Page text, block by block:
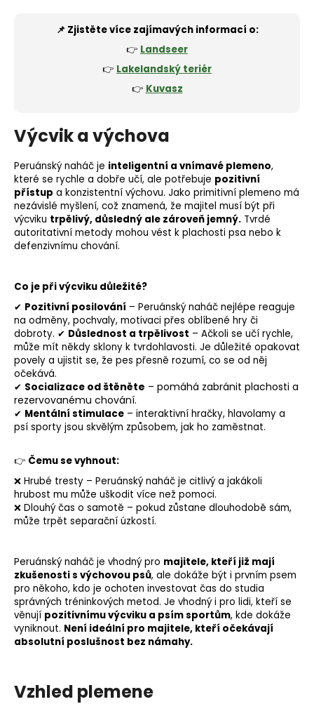
📌 Zjistěte více zajímavých informací o:
👉 Landseer
👉 Lakelandský teriér
👉 Kuvasz
Výcvik a výchova
Peruánský naháč je inteligentní a vnímavé plemeno,
které se rychle a dobře učí, ale potřebuje pozitivní
přístup a konzistentní výchovu. Jako primitivní plemeno má
nezávislé myšlení, což znamená, že majitel musí být při
výcviku trpělivý, důsledný ale zároveň jemný. Tvrdé
autoritativní metody mohou vést k plachosti psa nebo k
defenzivnímu chování.
Co je při výcviku důležité?
✔ Pozitivní posilování – Peruánský naháč nejlépe reaguje
na odměny, pochvaly, motivaci přes oblíbené hry či
dobroty. ✔ Důslednost a trpělivost – Ačkoli se učí rychle,
může mít někdy sklony k tvrdohlavosti. Je důležité opakovat
povely a ujistit se, že pes přesně rozumí, co se od něj
očekává.
✔ Socializace od štěněte – pomáhá zabránit plachosti a
rezervovanému chování.
✔ Mentální stimulace – interaktivní hračky, hlavolamy a
psí sporty jsou skvělým způsobem, jak ho zaměstnat.
👉 Čemu se vyhnout:
❌ Hrubé tresty – Peruánský naháč je citlivý a jakákoli
hrubost mu může uškodit více než pomoci.
❌ Dlouhý čas o samotě – pokud zůstane dlouhodobě sám,
může trpět separační úzkostí.
Peruánský naháč je vhodný pro majitele, kteří již mají
zkušenosti s výchovou psů, ale dokáže být i prvním psem
pro někoho, kdo je ochoten investovat čas do studia
správných tréninkových metod. Je vhodný i pro lidi, kteří se
věnují pozitivnímu výcviku a psím sportům, kde dokáže
vyniknout. Není ideální pro majitele, kteří očekávají
absolutní poslušnost bez námahy.
Vzhled plemene